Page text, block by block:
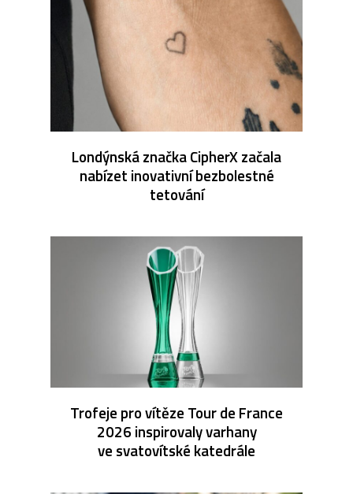
Londýnská značka CipherX začala
nabízet inovativní bezbolestné
tetování
Trofeje pro vítěze Tour de France
2026 inspirovaly varhany
ve svatovítské katedrále